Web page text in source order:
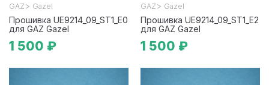
GAZ > Gazel
Прошивка UE9214_09_ST1_E0
для GAZ Gazel
1 500 ₽
GAZ > Gazel
Прошивка UE9214_09_ST1_E2
для GAZ Gazel
1 500 ₽